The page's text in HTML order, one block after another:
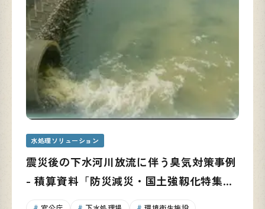
水処理ソリューション
震災後の下水河川放流に伴う臭気対策事例
- 積算資料「防災減災・国土強靱化特集」